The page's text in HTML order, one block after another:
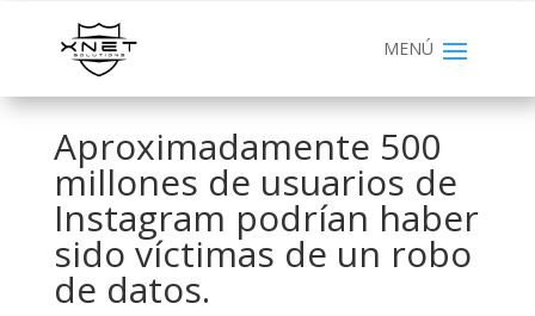
Aproximadamente 500
millones de usuarios de
Instagram podrían haber
sido víctimas de un robo
de datos.